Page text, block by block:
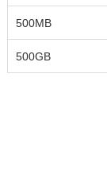
500MB
500GB